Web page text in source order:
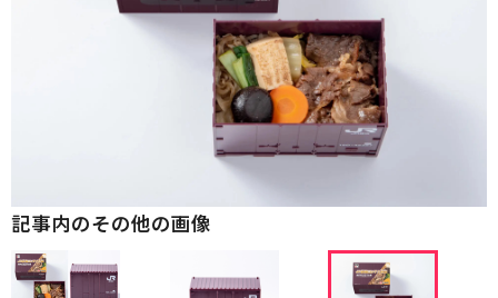
記事内のその他の画像